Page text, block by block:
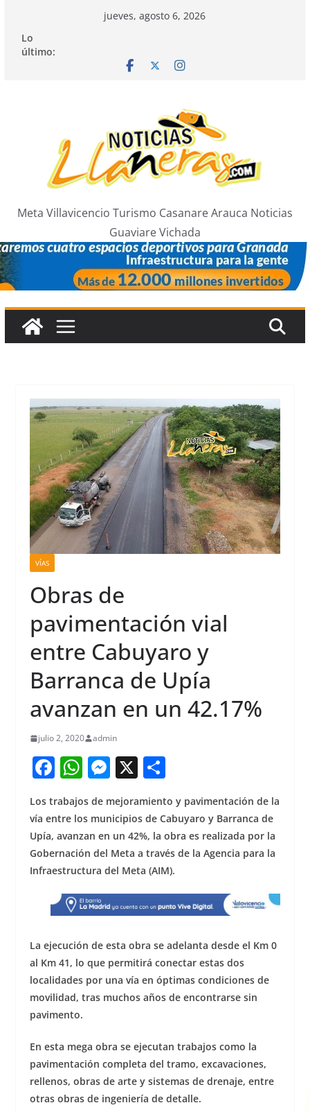
contenido
jueves, agosto 6, 2026
Lo
último:
Meta Villavicencio Turismo Casanare Arauca Noticias
Guaviare Vichada
VÍAS
Obras de
pavimentación vial
entre Cabuyaro y
Barranca de Upía
avanzan en un 42.17%
julio 2, 2020 admin
F
a
c
e
b
o
o
k
W
h
at
s
A
p
p
M
e
ss
e
n
g
er
X S
ar
e
Los trabajos de mejoramiento y pavimentación de la
vía entre los municipios de Cabuyaro y Barranca de
Upía, avanzan en un 42%, la obra es realizada por la
Gobernación del Meta a través de la Agencia para la
Infraestructura del Meta (AIM).
La ejecución de esta obra se adelanta desde el Km 0
al Km 41, lo que permitirá conectar estas dos
localidades por una vía en óptimas condiciones de
movilidad, tras muchos años de encontrarse sin
pavimento.
En esta mega obra se ejecutan trabajos como la
pavimentación completa del tramo, excavaciones,
rellenos, obras de arte y sistemas de drenaje, entre
otras obras de ingeniería de detalle.